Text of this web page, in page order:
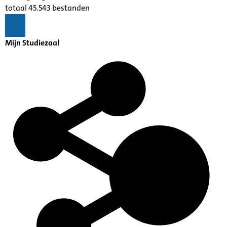
totaal 45.543 bestanden
Mijn Studiezaal